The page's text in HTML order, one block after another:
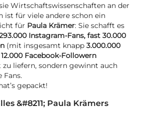
Wirtschaftswissenschaften an der
ist für viele andere schon ein
für Paula Krämer: Sie schafft es
Instagram-Fans, fast 30.000
(mit insgesamt knapp 3.000.000
12.000 Facebook-Followern
liefern, sondern gewinnt auch
Fans.
gepackt!
&#8211; Paula Krämers